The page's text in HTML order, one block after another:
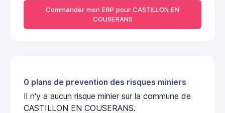
Commander mon ERP pour CASTILLON EN
COUSERANS
0 plans de prevention des risques miniers
Il n'y a aucun risque minier sur la commune de
CASTILLON EN COUSERANS.